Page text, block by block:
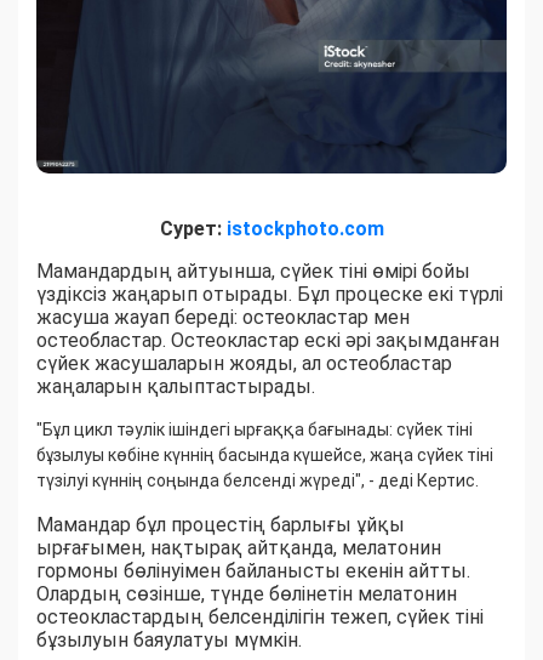
Сурет: istockphoto.com
Мамандардың айтуынша, сүйек тіні өмірі бойы
үздіксіз жаңарып отырады. Бұл процеске екі түрлі
жасуша жауап береді: остеокластар мен
остеобластар. Остеокластар ескі әрі зақымданған
сүйек жасушаларын жояды, ал остеобластар
жаңаларын қалыптастырады.
"Бұл цикл тәулік ішіндегі ырғаққа бағынады: сүйек тіні
бұзылуы көбіне күннің басында күшейсе, жаңа сүйек тіні
түзілуі күннің соңында белсенді жүреді", - деді Кертис.
Мамандар бұл процестің барлығы ұйқы
ырғағымен, нақтырақ айтқанда, мелатонин
гормоны бөлінуімен байланысты екенін айтты.
Олардың сөзінше, түнде бөлінетін мелатонин
остеокластардың белсенділігін тежеп, сүйек тіні
бұзылуын баяулатуы мүмкін.